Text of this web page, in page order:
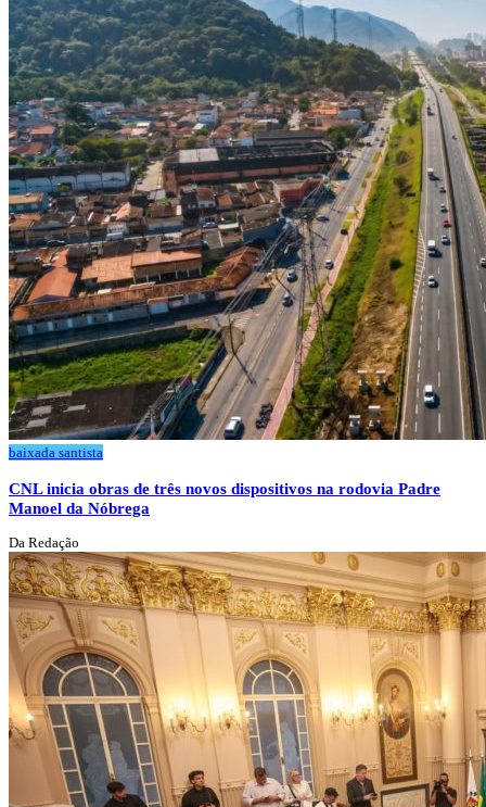
baixada santista
CNL inicia obras de três novos dispositivos na rodovia Padre
Manoel da Nóbrega
Da Redação